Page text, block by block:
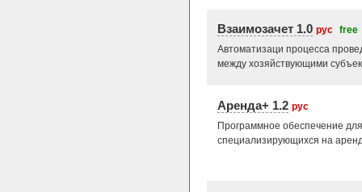
Взаимозачет 1.0 рус free
Автоматизаци процесса
между хозяйствующими
Аренда+ 1.2 рус
Программное обеспечение
специализирующихся на